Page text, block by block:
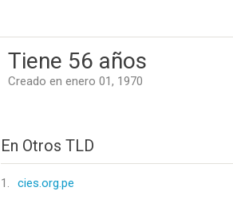
Tiene 56 años
Creado en enero 01, 1970
En Otros TLD
1.
cies.org.pe